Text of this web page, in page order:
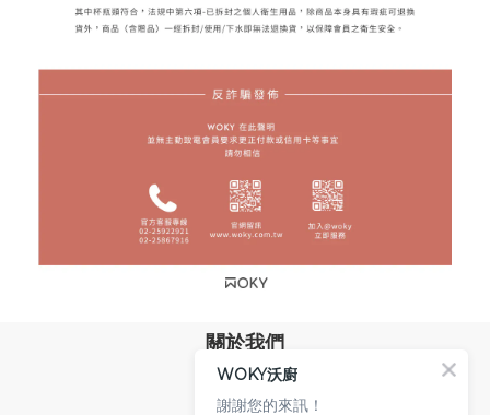
關於我們
品牌故事
專業技術
WOKY沃廚
謝謝您的來訊！